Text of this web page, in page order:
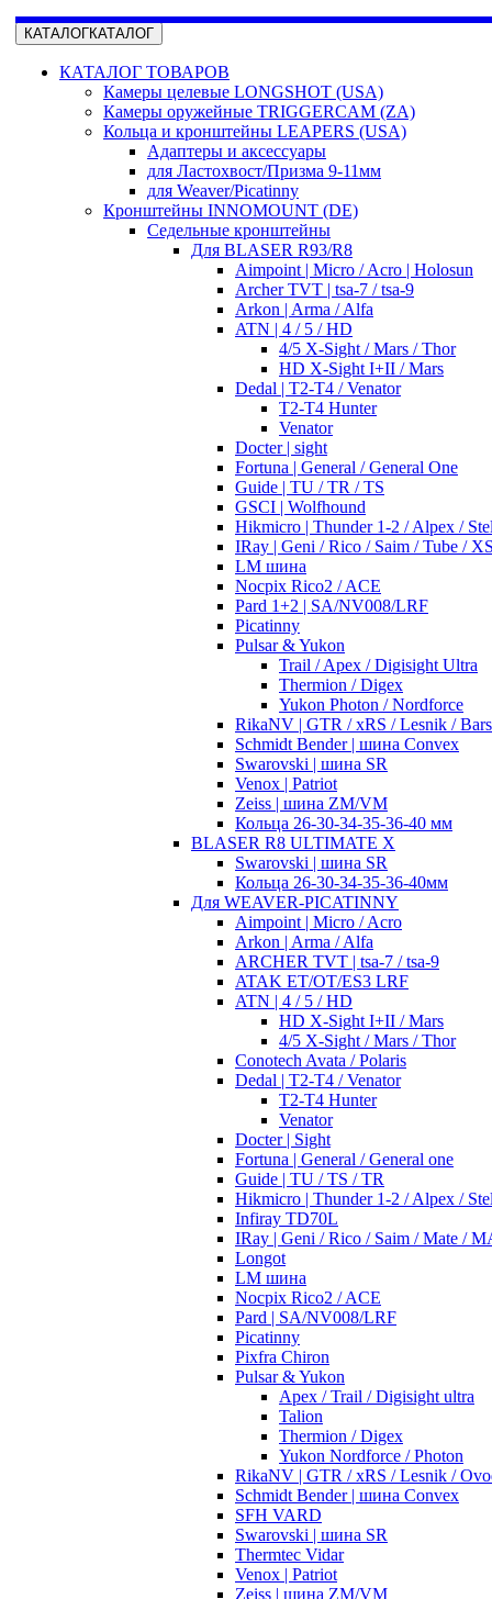
КАТАЛОГКАТАЛОГ
КАТАЛОГ ТОВАРОВ
Камеры целевые LONGSHOT (USA)
Камеры оружейные TRIGGERCAM (ZA)
Кольца и кронштейны LEAPERS (USA)
Адаптеры и аксессуары
для Ластохвост/Призма 9-11мм
для Weaver/Picatinny
Кронштейны INNOMOUNT (DE)
Седельные кронштейны
Для BLASER R93/R8
Aimpoint | Micro / Acro | Holosun
Archer TVT | tsa-7 / tsa-9
Arkon | Arma / Alfa
ATN | 4 / 5 / HD
4/5 X-Sight / Mars / Thor
HD X-Sight I+II / Mars
Dedal | T2-T4 / Venator
T2-T4 Hunter
Venator
Docter | sight
Fortuna | General / General One
Guide | TU / TR / TS
GSCI | Wolfhound
Hikmicro | Thunder 1-2 / Alpex /
IRay | Geni / Rico / Saim / Tube /
LM шина
Nocpix Rico2 / ACE
Pard 1+2 | SA/NV008/LRF
Picatinny
Pulsar & Yukon
Trail / Apex / Digisight Ultra
Thermion / Digex
Yukon Photon / Nordforce
RikaNV | GTR / xRS / Lesnik /
Schmidt Bender | шина Convex
Swarovski | шина SR
Venox | Patriot
Zeiss | шина ZM/VM
Кольца 26-30-34-35-36-40 мм
BLASER R8 ULTIMATE X
Swarovski | шина SR
Кольца 26-30-34-35-36-40мм
Для WEAVER-PICATINNY
Aimpoint | Micro / Acro
Arkon | Arma / Alfa
ARCHER TVT | tsa-7 / tsa-9
ATAK ET/OT/ES3 LRF
ATN | 4 / 5 / HD
HD X-Sight I+II / Mars
4/5 X-Sight / Mars / Thor
Conotech Avata / Polaris
Dedal | T2-T4 / Venator
T2-T4 Hunter
Venator
Docter | Sight
Fortuna | General / General one
Guide | TU / TS / TR
Hikmicro | Thunder 1-2 / Alpex /
Infiray TD70L
IRay | Geni / Rico / Saim / Mate /
Longot
LM шина
Nocpix Rico2 / ACE
Pard | SA/NV008/LRF
Picatinny
Pixfra Chiron
Pulsar & Yukon
Apex / Trail / Digisight ultra
Talion
Thermion / Digex
Yukon Nordforce / Photon
RikaNV | GTR / xRS / Lesnik /
Schmidt Bender | шина Convex
SFH VARD
Swarovski | шина SR
Thermtec Vidar
Venox | Patriot
Zeiss | шина ZM/VM